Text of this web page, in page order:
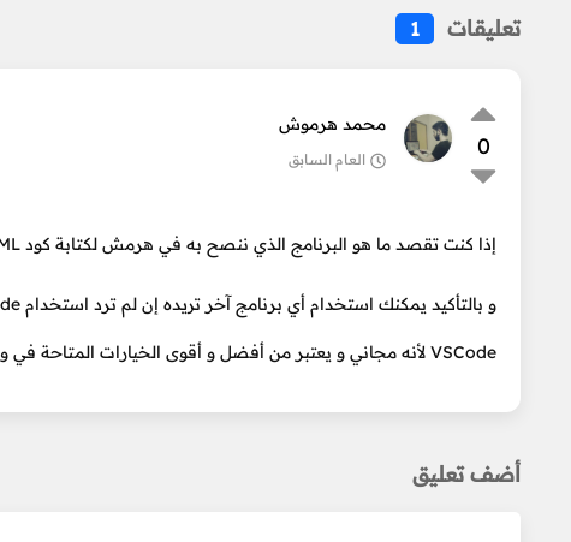
تعليقات 1
0
محمد هرموش
العام السابق
إذا كنت تقصد ما هو البرنامج الذي ننصح به في هرمش لكتابة كود HTML و CSS و JavaScript فالجواب هو VSCode.
VSCode لأنه مجاني و يعتبر من أفضل و أقوى الخيارات المتاحة في وقتنا الحالي.
أضف تعليق